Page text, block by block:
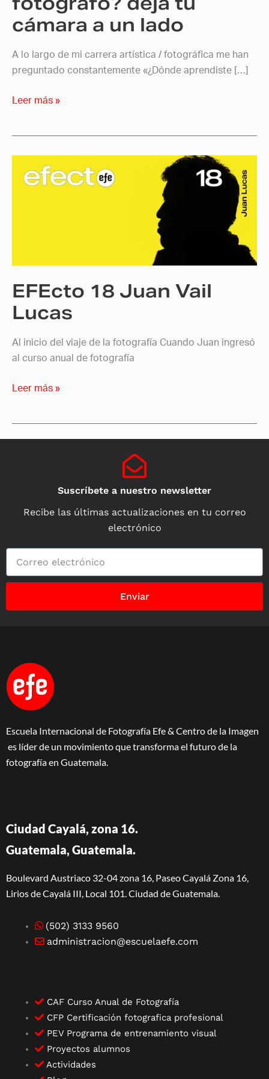
cámara a un lado
A lo largo de mi carrera artística / fotográfica me han
preguntado constantemente «¿Dónde aprendiste […]
lado
Leer más »
EFEcto 18 Juan Vail
Lucas
Al inicio del viaje de la fotografía Cuando Juan ingresó
al curso anual de fotografía
Leer más »
Suscríbete a nuestro newsletter
Recibe las últimas actualizaciones en tu correo
electrónico
Enviar
Escuela Internacional de Fotografía Efe & Centro de la Imagen
es líder de un movimiento que transforma el futuro de la
fotografía en Guatemala.
Ciudad Cayalá, zona 16.
Guatemala, Guatemala.
Boulevard Austriaco 32-04 zona 16, Paseo Cayalá Zona 16,
Lirios de Cayalá III, Local 101. Ciudad de Guatemala.
(502) 3133 9560
administracion@escuelaefe.com
CAF Curso Anual de Fotografía
CFP Certificación fotografica profesional
PEV Programa de entrenamiento visual
Proyectos alumnos
Actividades